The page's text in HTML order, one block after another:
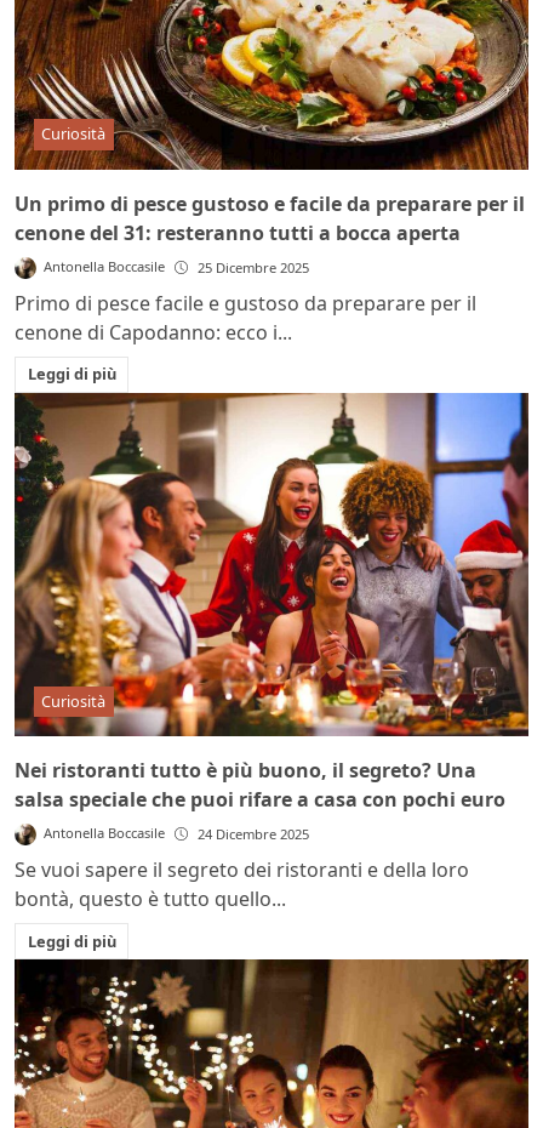
Curiosità
Un primo di pesce gustoso e facile da preparare per il
cenone del 31: resteranno tutti a bocca aperta
Antonella Boccasile 25 Dicembre 2025
Primo di pesce facile e gustoso da preparare per il
cenone di Capodanno: ecco i...
Leggi di più
Curiosità
Nei ristoranti tutto è più buono, il segreto? Una
salsa speciale che puoi rifare a casa con pochi euro
Antonella Boccasile 24 Dicembre 2025
Se vuoi sapere il segreto dei ristoranti e della loro
bontà, questo è tutto quello...
Leggi di più